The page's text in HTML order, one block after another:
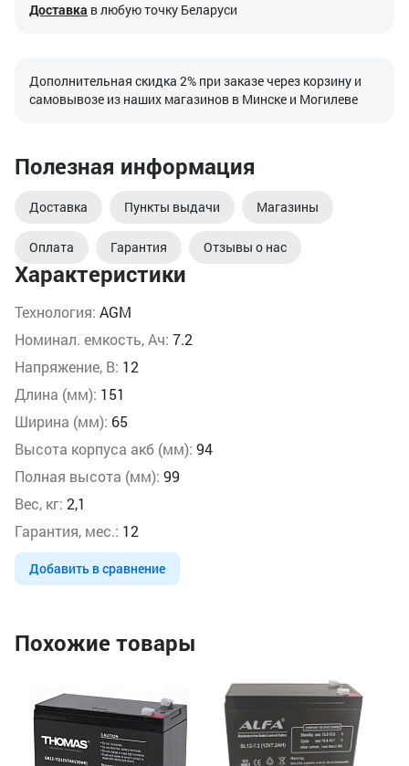
Характеристики
Технология: AGM
Номинал. емкость, Ач: 7.2
Напряжение, В: 12
Длина (мм): 151
Ширина (мм): 65
Высота корпуса акб (мм): 94
Полная высота (мм): 99
Вес, кг: 2,1
Гарантия, мес.: 12
Добавить в сравнение
Доставка в любую точку Беларуси
Дополнительная скидка 2% при заказе через корзину и
самовывозе из наших магазинов в Минске и Могилеве
Полезная информация
Доставка Пункты выдачи Магазины
Оплата Гарантия Отзывы о нас
Похожие товары